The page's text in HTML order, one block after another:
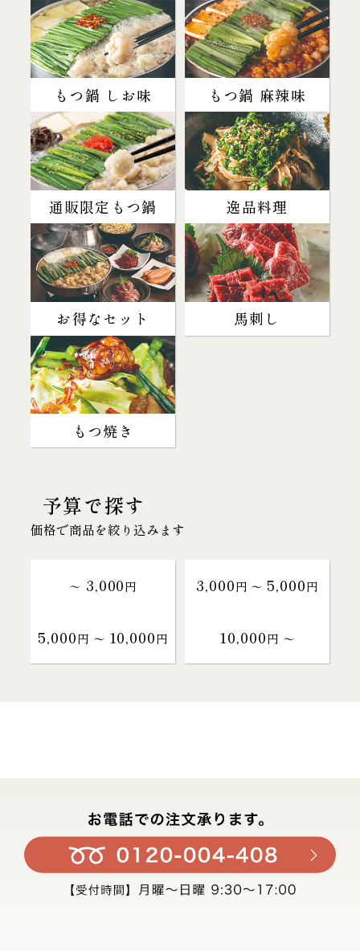
もつ鍋 しお味 もつ鍋 麻辣味
通販限定もつ鍋 逸品料理
お得なセット 馬刺し
もつ焼き
予算で探す
価格で商品を絞り込みます
～ 3,000円 3,000円 〜 5,000円
5,000円 〜 10,000円 10,000円 〜